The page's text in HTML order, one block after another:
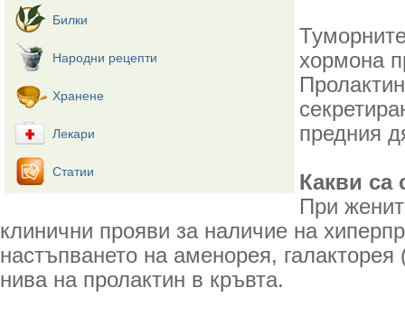
Билки
Народни рецепти
Хранене
Лекари
Статии
хормона
предния
Какви са
При
клинични прояви за наличие на
настъпването на аменорея, галакторея
нива на пролактин в кръвта.